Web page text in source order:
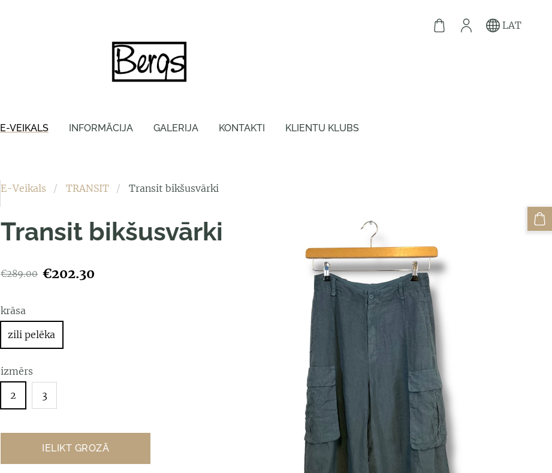
E-VEIKALS INFORMĀCIJA GALERIJA KONTAKTI KLIENTU KLUBS
LAT
E-Veikals TRANSIT Transit bikšusvārki
Transit bikšusvārki
€289.00 €202.30
krāsa
zili pelēka
izmērs
2
3
IELIKT GROZĀ